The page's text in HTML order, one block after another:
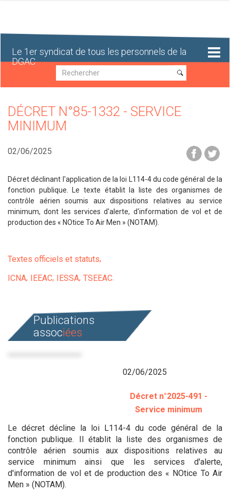
Le 1er syndicat de tous les personnels de la
DGAC
Recherche
Recherche
DÉCRET N°85-1332 - SERVICE
MINIMUM
02/06/2025
Décret déclinant l'application de la loi L114-4 du code général de la
fonction publique. Le texte établit la liste des organismes de
contrôle aérien soumis aux dispositions relatives au service
minimum, dont les services d'alerte, d'information de vol et de
production des « NOtice To Air Men » (NOTAM).
Textes officiels et statuts
ICNA IEEAC IESSA TSEEAC
Publications
associées
02/06/2025
Décret n°2025-491 -
Service minimum
Le décret décline la loi L114-4 du code général de la
fonction publique. Il établit la liste des organismes de
contrôle aérien soumis aux dispositions relatives au
service minimum ainsi que les services d'alerte,
d'information de vol et de production des « NOtice To Air
Men » (NOTAM).